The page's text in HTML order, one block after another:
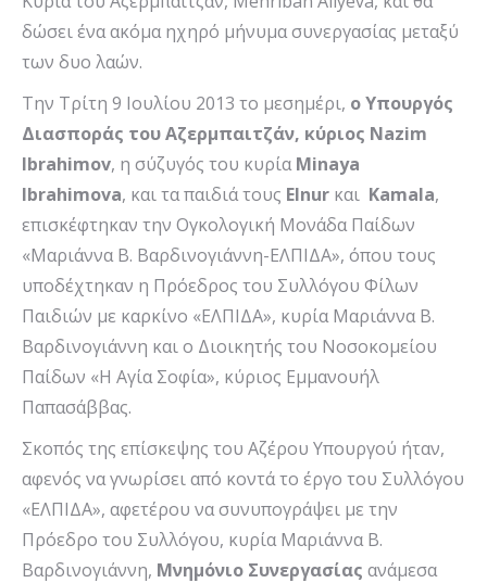
δώσει ένα ακόμα ηχηρό μήνυμα συνεργασίας μεταξύ
των δυο λαών.
Την Τρίτη 9 Ιουλίου 2013 το μεσημέρι, ο Υπουργός
Διασποράς του Αζερμπαιτζάν, κύριος Nazim
Ibrahimov, η σύζυγός του κυρίαMinaya
Ibrahimova, και τα παιδιά τους Εlnur και Kamala,
επισκέφτηκαν την Ογκολογική Μονάδα Παίδων
«Μαριάννα Β. Βαρδινογιάννη-ΕΛΠΙΔΑ», όπου τους
υποδέχτηκαν η Πρόεδρος του Συλλόγου Φίλων
Παιδιών με καρκίνο «ΕΛΠΙΔΑ», κυρία Μαριάννα Β.
Βαρδινογιάννη και ο Διοικητής του Νοσοκομείου
Παίδων «Η Αγία Σοφία», κύριος Εμμανουήλ
Παπασάββας.
Σκοπός της επίσκεψης του Αζέρου Υπουργού ήταν,
αφενός να γνωρίσει από κοντά το έργο του Συλλόγου
«ΕΛΠΙΔΑ», αφετέρου να συνυπογράψει με την
Πρόεδρο του Συλλόγου, κυρία Μαριάννα Β.
Βαρδινογιάννη, Μνημόνιο Συνεργασίας ανάμεσα